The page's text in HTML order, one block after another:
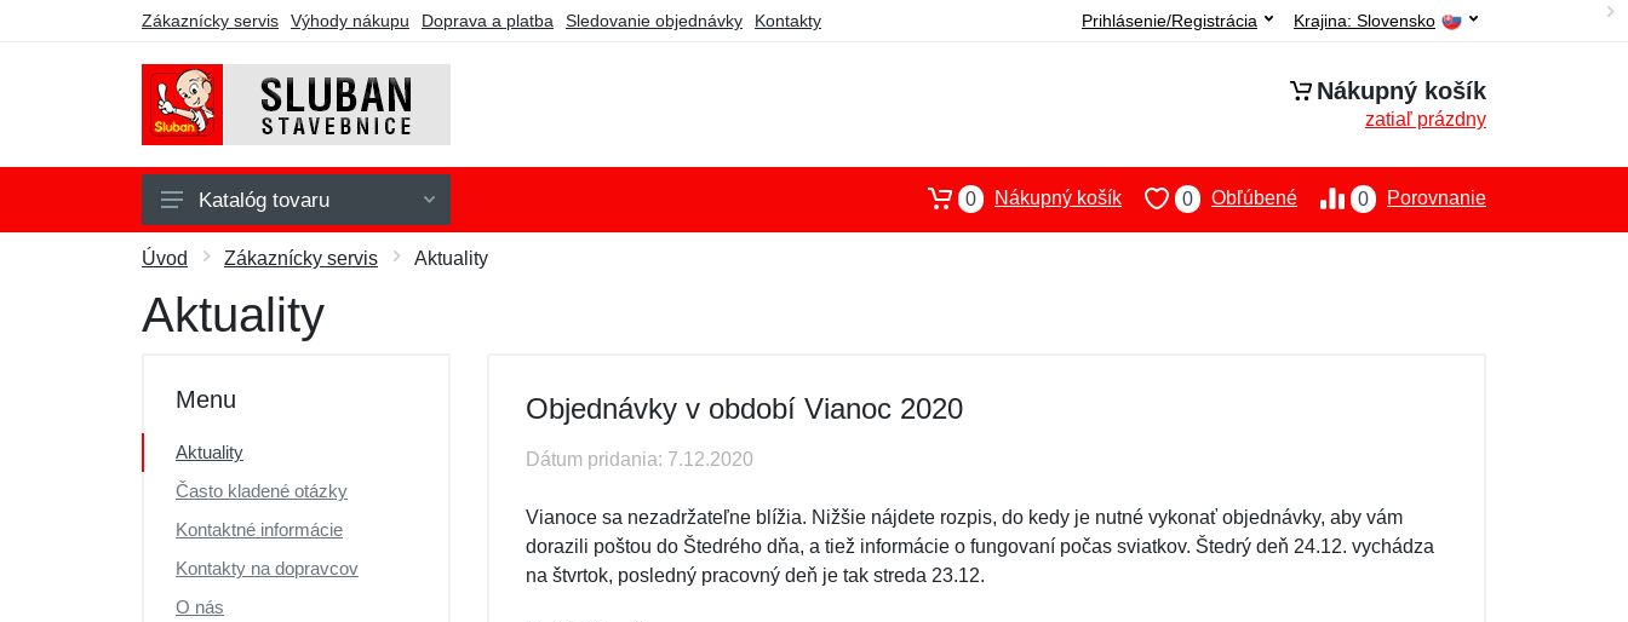
Zákaznícky servis Výhody nákupu Doprava a platba Sledovanie objednávky Kontakty Krajina: Slovensko
Prihlásenie/Registrácia
Nákupný košík
zatiaľ prázdny
Army
Fire
Ďalšie modelové rady
Katalóg tovaru 0 Porovnanie
0 Obľúbené
0 Nákupný košík
Úvod Zákaznícky servis Aktuality
Aktuality
Menu
Aktuality
Často kladené otázky
Kontaktné informácie
Kontakty na dopravcov
O nás
Objednávky v období Vianoc 2020
Dátum pridania: 7.12.2020
Vianoce sa nezadržateľne blížia. Nižšie nájdete rozpis, do kedy je nutné vykonať objednávky, aby vám
dorazili poštou do Štedrého dňa, a tiež informácie o fungovaní počas sviatkov. Štedrý deň 24.12. vychádza
na štvrtok, posledný pracovný deň je tak streda 23.12.